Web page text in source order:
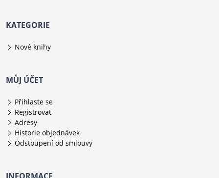
KATEGORIE
Nové knihy
MŮJ ÚČET
Přihlaste se
Registrovat
Adresy
Historie objednávek
Odstoupení od smlouvy